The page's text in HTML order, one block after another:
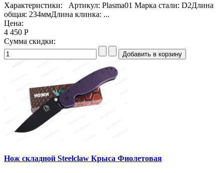
Характеристики: Артикул: Plasma01 Марка стали: D2Длина
общая: 234ммДлина клинка: ...
Цена:
4 450 Р
Сумма скидки:
Нож складной Steelclaw Крыса Фиолетовая